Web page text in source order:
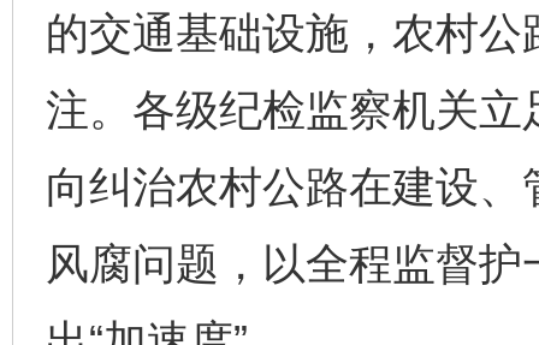
的交通基础设施，农村
注。各级纪检监察机关
向纠治农村公路在建设
风腐问题，以全程监督